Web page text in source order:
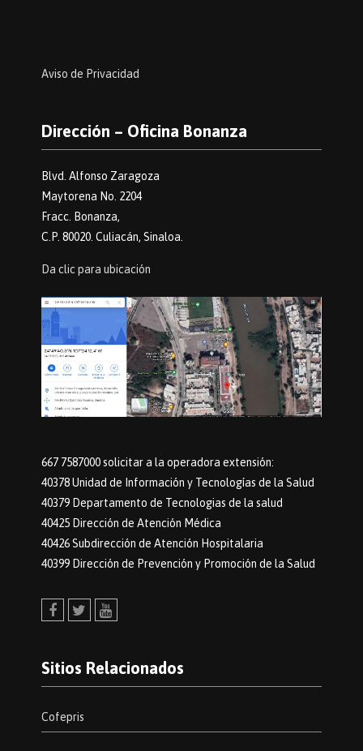
Aviso de Privacidad
Dirección – Oficina Bonanza
Blvd. Alfonso Zaragoza
Maytorena No. 2204
Fracc. Bonanza,
C.P. 80020. Culiacán, Sinaloa.
Da clic para ubicación
667 7587000 solicitar a la operadora extensión:
40378 Unidad de Información y Tecnologías de la Salud
40379 Departamento de Tecnologias de la salud
40425 Dirección de Atención Médica
40426 Subdirección de Atención Hospitalaria
40399 Dirección de Prevención y Promoción de la Salud
Sitios Relacionados
Cofepris